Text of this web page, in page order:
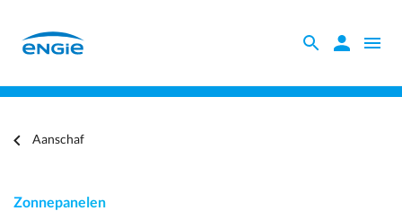
mainZoeken
de
Zoeken
Open
Je
Aanschaf
Zonnepanelen